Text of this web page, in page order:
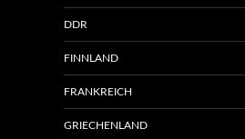
DDR
FINNLAND
FRANKREICH
GRIECHENLAND